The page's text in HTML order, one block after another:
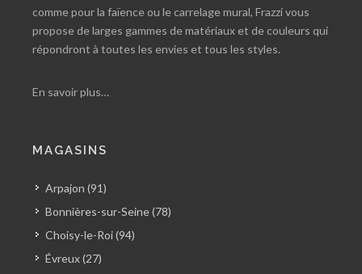
comme pour la faïence ou le carrelage mural, Frazzi vous
propose de larges gammes de matériaux et de couleurs qui
répondront à toutes les envies et tous les styles.
En savoir plus…
MAGASINS
Arpajon (91)
Bonnières-sur-Seine (78)
Choisy-le-Roi (94)
Évreux (27)